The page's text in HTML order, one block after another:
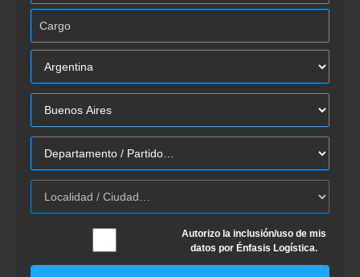
Autorizo la inclusión/uso de mis
datos por Énfasis Logística.